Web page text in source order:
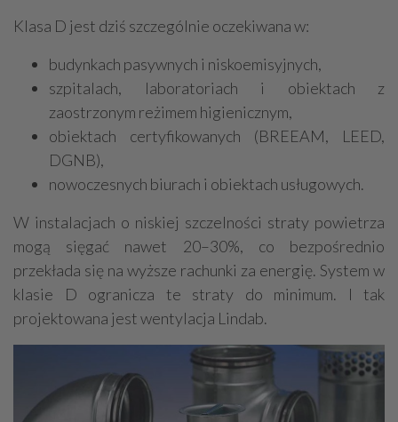
Klasa D jest dziś szczególnie oczekiwana w:
budynkach pasywnych i niskoemisyjnych,
szpitalach, laboratoriach i obiektach z
zaostrzonym reżimem higienicznym,
obiektach certyfikowanych (BREEAM, LEED,
DGNB),
nowoczesnych biurach i obiektach usługowych.
W instalacjach o niskiej szczelności straty powietrza
mogą sięgać nawet 20–30%, co bezpośrednio
przekłada się na wyższe rachunki za energię. System w
klasie D ogranicza te straty do minimum. I tak
projektowana jest wentylacja Lindab.